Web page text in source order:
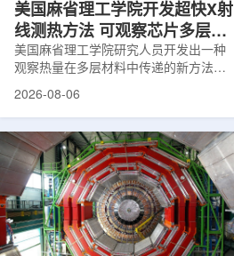
美国麻省理工学院开发超快X射
线测热方法 可观察芯片多层结
构热传递
美国麻省理工学院研究人员开发出一种
观察热量在多层材料中传递的新方法，
于《自然通讯》。随着计算机芯片尺寸
不断缩小、功率密度持续提高，器件过
热正成为限制性能提升的重要因素。传
统热流测量方法在面对真实电子器件的
多层结构时存在局限，例如常用的时域
热反射法难以区分不同材料层中的热传
输情况，红外成像等方法也难以在微小
尺度上捕捉快速变化。为解决这一问
2026-08-06